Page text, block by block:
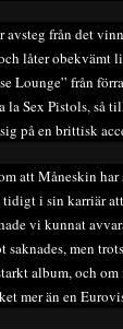
avsteg från det
låter obekvämt
Lounge” från
Sex Pistols, så
på en brittisk
att Måneskin
tidigt i sin karriär
vi kunnat
saknades, men
album, och
mer än en